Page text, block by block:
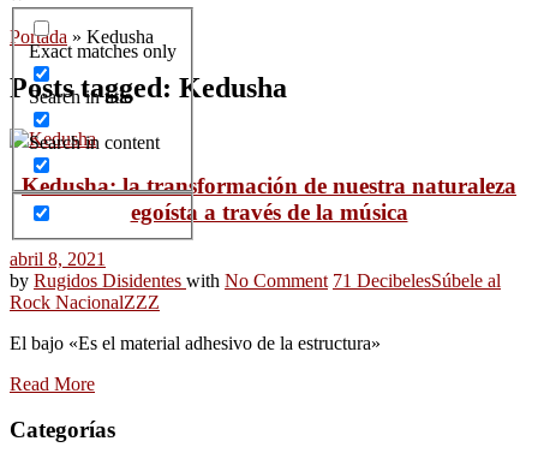
Exact matches only
Search in title
Search in content
Portada » Kedusha
Posts tagged: Kedusha
Kedusha: la transformación de nuestra naturaleza
egoísta a través de la música
abril 8, 2021
by Rugidos Disidentes with No Comment 71 DecibelesSúbele al
Rock NacionalZZZ
El bajo «Es el material adhesivo de la estructura»
Read More
Categorías